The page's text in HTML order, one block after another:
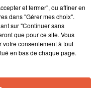
et fermer", ou affiner en
dans "Gérer mes choix".
sur "Continuer sans
que pour ce site. Vous
votre consentement à tout
en bas de chaque page.